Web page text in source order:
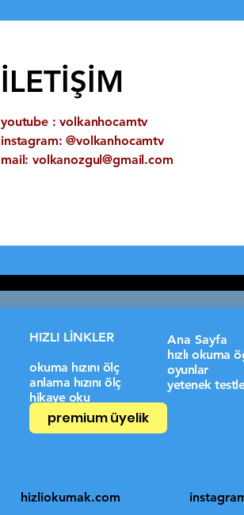
İLETİŞİM
youtube : volkanhocamtv
instagram: @volkanhocamtv
mail:volkanozgul@gmail.com
HIZLI LİNKLER
okuma hızını ölç
anlama hızını ölç
hikaye oku
Ana Sayfa
hızlı okuma
oyunlar
yetenek
hizliokumak.com
premium üyelik